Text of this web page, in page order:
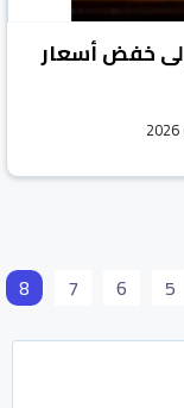
خفض أسعار
5
6
7
8